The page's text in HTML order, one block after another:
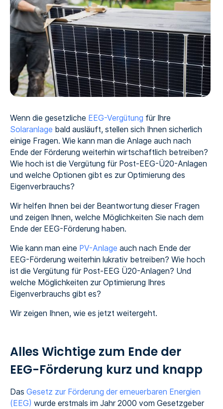
Wenn die gesetzliche EEG-Vergütung für Ihre
Solaranlage bald ausläuft, stellen sich Ihnen sicherlich
einige Fragen. Wie kann man die Anlage auch nach
Ende der Förderung weiterhin wirtschaftlich betreiben?
Wie hoch ist die Vergütung für Post-EEG-Ü20-Anlagen
und welche Optionen gibt es zur Optimierung des
Eigenverbrauchs?
Wir helfen Ihnen bei der Beantwortung dieser Fragen
und zeigen Ihnen, welche Möglichkeiten Sie nach dem
Ende der EEG-Förderung haben.
Wie kann man eine PV-Anlage auch nach Ende der
EEG-Förderung weiterhin lukrativ betreiben? Wie hoch
ist die Vergütung für Post-EEG Ü20-Anlagen? Und
welche Möglichkeiten zur Optimierung Ihres
Eigenverbrauchs gibt es?
Wir zeigen Ihnen, wie es jetzt weitergeht.
Alles Wichtige zum Ende der
EEG-Förderung kurz und knapp
Das Gesetz zur Förderung der erneuerbaren Energien
(EEG) wurde erstmals im Jahr 2000 vom Gesetzgeber